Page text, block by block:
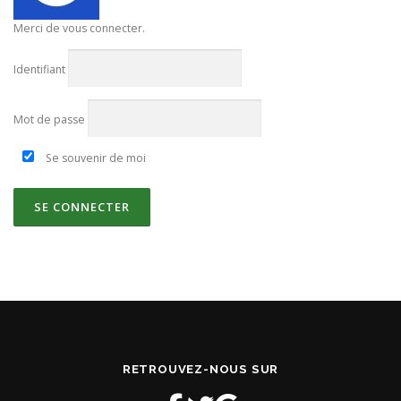
Merci de vous connecter.
Identifiant
Mot de passe
Se souvenir de moi
RETROUVEZ-NOUS SUR